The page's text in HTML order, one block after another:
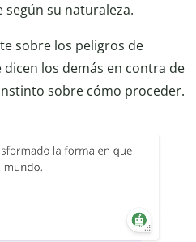
su naturaleza.
sobre los peligros de
los demás en contra de
sobre cómo proceder.